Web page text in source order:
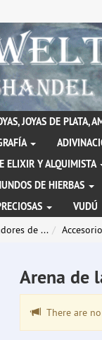
JOYAS DE PLATA,
ELIXIR Y ALQUIMISTA
DE HIERBAS
VUDÚ
de ...
Arena de
There are